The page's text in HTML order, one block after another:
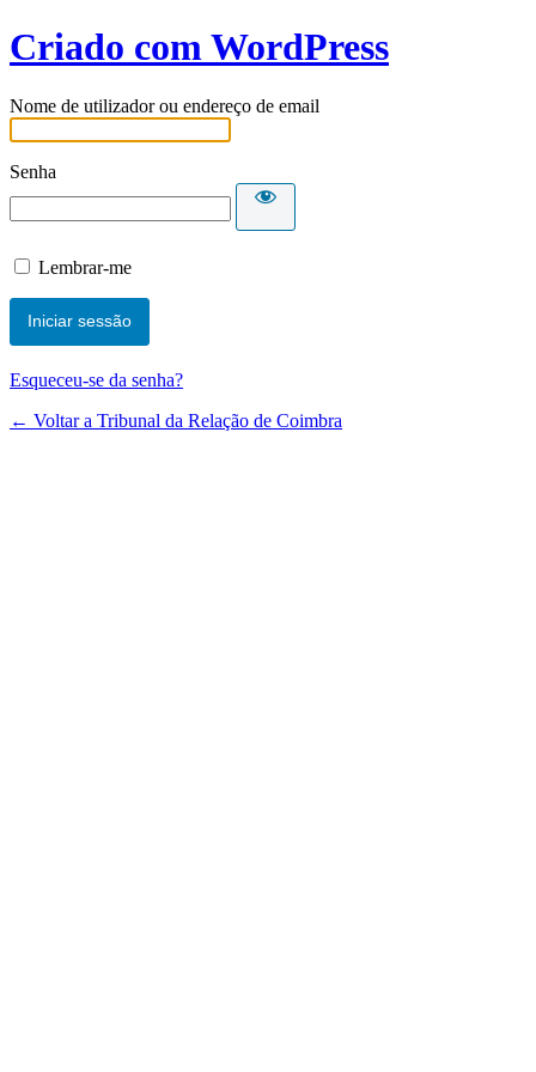
Criado com WordPress
Nome de utilizador ou endereço de email
Senha
Lembrar-me
Esqueceu-se da senha?
← Voltar a Tribunal da Relação de Coimbra